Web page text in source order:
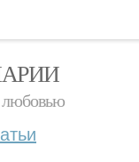
любовью